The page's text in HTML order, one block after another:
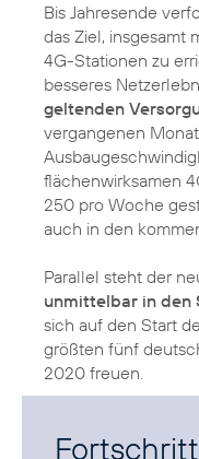
Bis Jahresende
das Ziel, insgesamt
4G-Stationen zu
besseres
geltenden
vergangenen
flächenwirksamen
250 pro Woche
auch in den
Parallel steht der
unmittelbar in den
sich auf den Start
größten fünf
2020 freuen.